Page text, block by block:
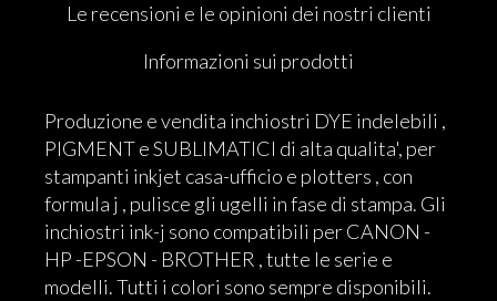
Le recensioni e le opinioni dei nostri clienti
Informazioni sui prodotti
Produzione e vendita inchiostri DYE indelebili ,
PIGMENT e SUBLIMATICI di alta qualita', per
stampanti inkjet casa-ufficio e plotters , con
formula j , pulisce gli ugelli in fase di stampa. Gli
inchiostri ink-j sono compatibili per CANON -
HP -EPSON - BROTHER , tutte le serie e
modelli. Tutti i colori sono sempre disponibili.